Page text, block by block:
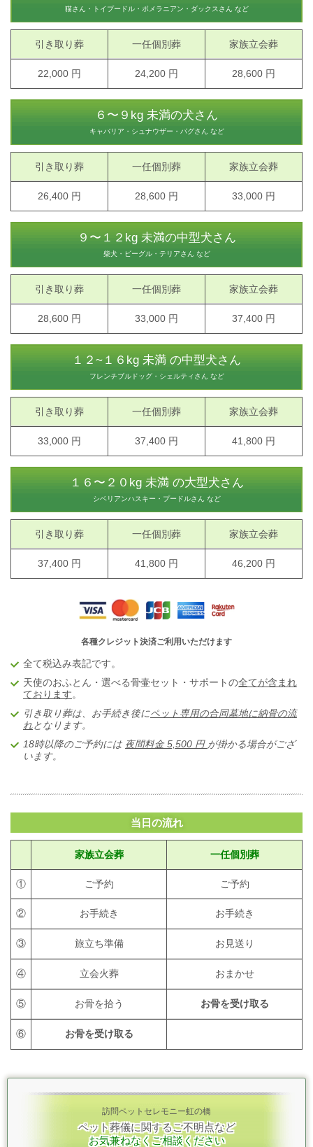
猫さん・トイプードル・ポメラニアン・ダックスさん など
引き取り葬 一任個別葬 家族立会葬
22,000 円 24,200 円 28,600 円
６〜９kg 未満の犬さん
キャバリア・シュナウザー・パグさん など
引き取り葬 一任個別葬 家族立会葬
26,400 円 28,600 円 33,000 円
９〜１２kg 未満の中型犬さん
柴犬・ビーグル・テリアさん など
引き取り葬 一任個別葬 家族立会葬
28,600 円 33,000 円 37,400 円
１２~１６kg 未満 の中型犬さん
フレンチブルドッグ・シェルティさん など
引き取り葬 一任個別葬 家族立会葬
33,000 円 37,400 円 41,800 円
１６〜２０kg 未満 の大型犬さん
シベリアンハスキー・プードルさん など
引き取り葬 一任個別葬 家族立会葬
37,400 円 41,800 円 46,200 円
各種クレジット決済ご利用いただけます
全て税込み表記です。
天使のおふとん・選べる骨壷セット・サポートの全てが含まれ
ております 。
引き取り葬は、お手続き後にペット専用の合同墓地に納骨の流
れとなります。
18時以降のご予約には 夜間料金 5,500 円 が掛かる場合がござ
います。
当日の流れ
家族立会葬 一任個別葬
① ご予約 ご予約
② お手続き お手続き
③ 旅立ち準備 お見送り
④ 立会火葬 おまかせ
⑤ お骨を拾う お骨を受け取る
⑥ お骨を受け取る
訪問ペットセレモニー虹の橋
ペット葬儀に関するご不明点など
お気兼ねなくご相談ください